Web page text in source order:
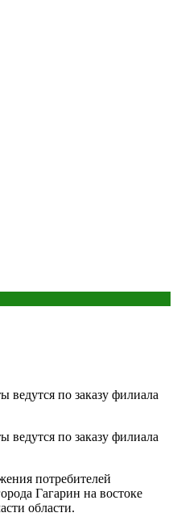
по заказу филиала
по заказу филиала
потребителей
Гагарин на востоке
области.